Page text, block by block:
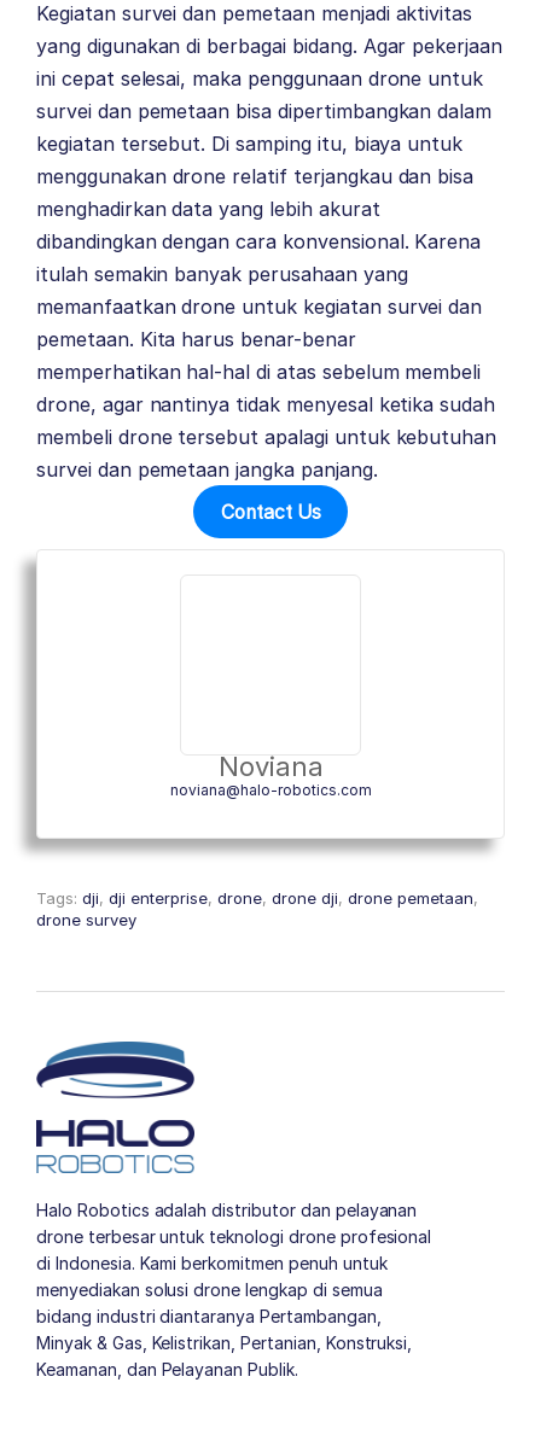
Kegiatan survei dan pemetaan menjadi aktivitas
yang digunakan di berbagai bidang. Agar pekerjaan
ini cepat selesai, maka penggunaan drone untuk
survei dan pemetaan bisa dipertimbangkan dalam
kegiatan tersebut. Di samping itu, biaya untuk
menggunakan drone relatif terjangkau dan bisa
menghadirkan data yang lebih akurat
dibandingkan dengan cara konvensional. Karena
itulah semakin banyak perusahaan yang
memanfaatkan drone untuk kegiatan survei dan
pemetaan. Kita harus benar-benar
memperhatikan hal-hal di atas sebelum membeli
drone, agar nantinya tidak menyesal ketika sudah
membeli drone tersebut apalagi untuk kebutuhan
survei dan pemetaan jangka panjang.
Contact Us
Noviana
noviana@halo-robotics.com
Tags: dji, dji enterprise, drone, drone dji, drone pemetaan,
drone survey
Halo Robotics adalah distributor dan pelayanan
drone terbesar untuk teknologi drone profesional
di Indonesia. Kami berkomitmen penuh untuk
menyediakan solusi drone lengkap di semua
bidang industri diantaranya Pertambangan,
Minyak & Gas, Kelistrikan, Pertanian, Konstruksi,
Keamanan, dan Pelayanan Publik.